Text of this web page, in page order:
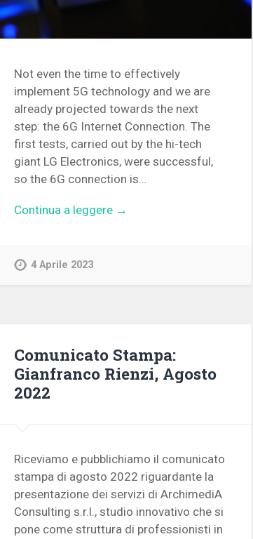
Not even the time to effectively
implement 5G technology and we are
already projected towards the next
step: the 6G Internet Connection. The
first tests, carried out by the hi-tech
giant LG Electronics, were successful,
so the 6G connection is…
Continua a leggere →
4 Aprile 2023
Comunicato Stampa:
Gianfranco Rienzi, Agosto
2022
Riceviamo e pubblichiamo il comunicato
stampa di agosto 2022 riguardante la
presentazione dei servizi di ArchimediA
Consulting s.r.l., studio innovativo che si
pone come struttura di professionisti in